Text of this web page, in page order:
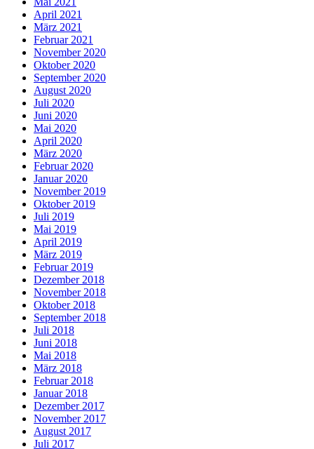
April 2021
März 2021
Februar 2021
November 2020
Oktober 2020
September 2020
August 2020
Juli 2020
Juni 2020
Mai 2020
April 2020
März 2020
Februar 2020
Januar 2020
November 2019
Oktober 2019
Juli 2019
Mai 2019
April 2019
März 2019
Februar 2019
Dezember 2018
November 2018
Oktober 2018
September 2018
Juli 2018
Juni 2018
Mai 2018
März 2018
Februar 2018
Januar 2018
Dezember 2017
November 2017
August 2017
Juli 2017